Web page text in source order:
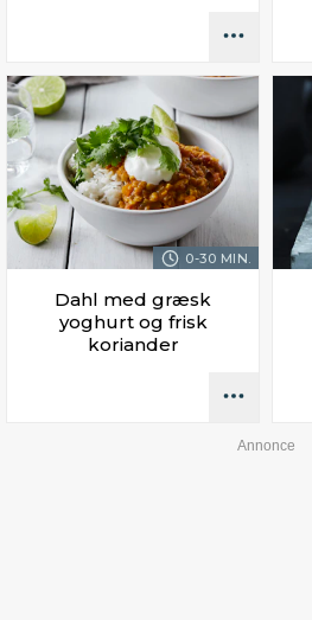
0-30 MIN.
Dahl med græsk
yoghurt og frisk
koriander